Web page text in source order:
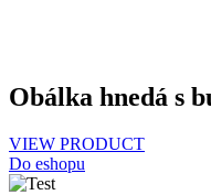
Obálka hnedá s
VIEW PRODUCT
Do eshopu